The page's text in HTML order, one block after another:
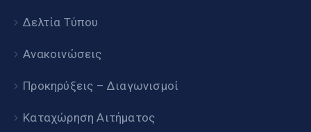
Δελτία Τύπου
Ανακοινώσεις
Προκηρύξεις – Διαγωνισμοί
Καταχώρηση Αιτήματος